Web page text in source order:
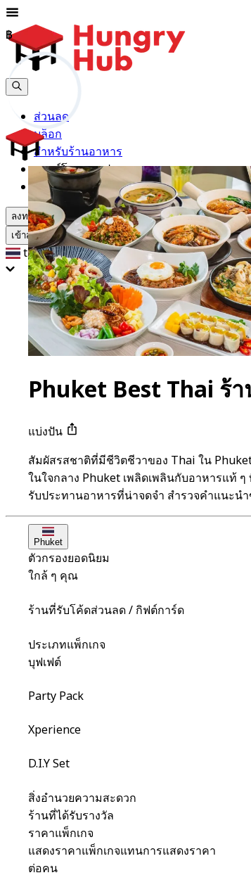
ส่วนลด
บล็อก
สำหรับร้านอาหาร
ดาวน์โหลดแอปฯ
ช่วยเหลือ
ลงทะเบียน
เข้าสู่ระบบ
th
Phuket Best Thai ร้
แบ่งปัน
สัมผัสรสชาติที่มีชีวิตชีวาของ Thai ใน
ในใจกลาง Phuket เพลิดเพลินกับอาหารแท้
รับประทานอาหารที่น่าจดจำ สำรวจคำแนะ
Phuket
ตัวกรองยอดนิยม
ใกล้ ๆ คุณ
ร้านที่รับโค้ดส่วนลด / กิฟต์การ์ด
ประเภทแพ็กเกจ
บุฟเฟต์
Party Pack
Xperience
D.I.Y Set
สิ่งอำนวยความสะดวก
ร้านที่ได้รับรางวัล
ราคาแพ็กเกจ
แสดงราคาแพ็กเกจแทนการแสดงราคา
ต่อคน
฿
฿